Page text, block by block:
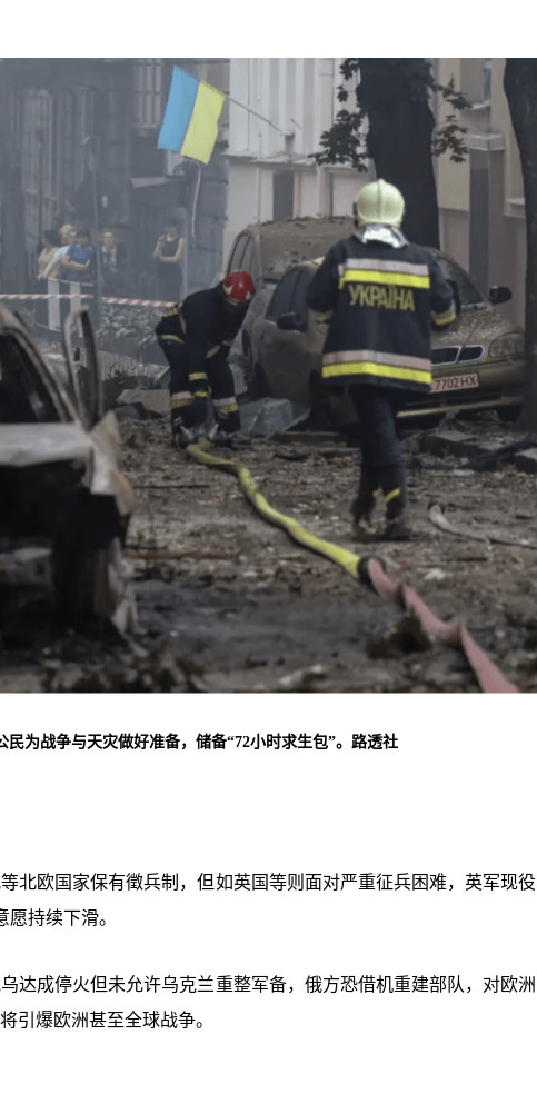
为战争与天灾做好准备，储备“72小时求生包”。路透社
北欧国家保有徵兵制，但如英国等则面对严重征兵困难，英军现役
持续下滑。
达成停火但未允许乌克兰重整军备，俄方恐借机重建部队，对欧洲
引爆欧洲甚至全球战争。